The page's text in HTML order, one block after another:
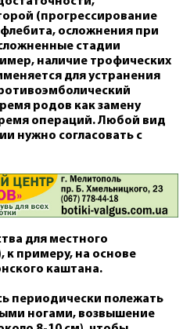
(прогрессирование
осложнения при
стадии
наличие трофических
для устранения
родов как замену
операций. Любой вид
нужно согласовать с
для местного
к примеру, на основе
каштана.
периодически полежать
ногами, возвышение